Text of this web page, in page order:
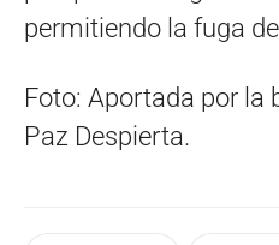
permitiendo la fuga
Foto: Aportada por la
Paz Despierta.